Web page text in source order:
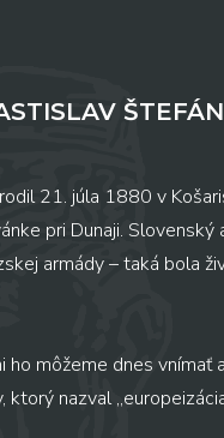
21. júla 1880 v
pri Dunaji.
armády – taká bola
ho môžeme dnes vnímať
nazval